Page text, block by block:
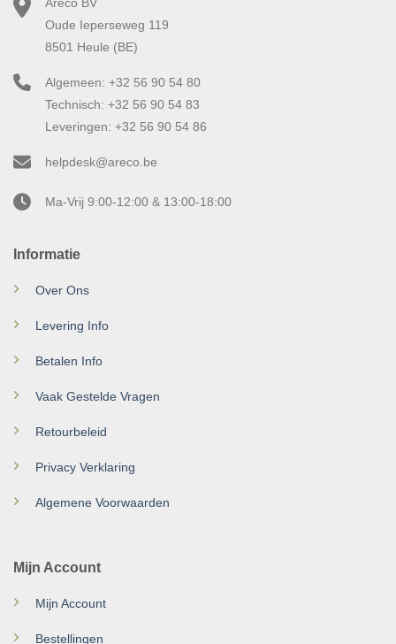
Informatie
Over Ons
Levering Info
Betalen Info
Vaak Gestelde Vragen
Retourbeleid
Privacy Verklaring
Algemene Voorwaarden
Mijn Account
Mijn Account
Bestellingen
Oude Ieperseweg 119
8501 Heule (BE)
Algemeen: +32 56 90 54 80
Technisch: +32 56 90 54 83
Leveringen: +32 56 90 54 86
helpdesk@areco.be
Ma-Vrij 9:00-12:00 & 13:00-18:00